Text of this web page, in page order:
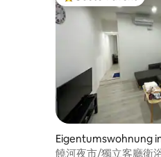
ohne Umsteigen ▣
Taipeh, Bezirk Da'an
mit der U-Bahn vom
entfernt ｜ Etwa 10
Bahn vom
entfernt ｜ Etwa 15
Auto vom
Dongmen und dem
Gründerladen
Minuten mit der U-
Dr. Sun Yat-sen-
Eigentumswohnung
Village
饒河夜市/獨立客廳衛